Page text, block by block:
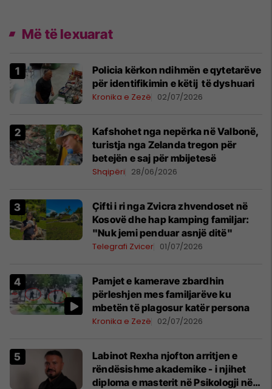
Më të lexuarat
Policia kërkon ndihmën e qytetarëve
për identifikimin e këtij të dyshuari
Kronika e Zezë 02/07/2026
Kafshohet nga nepërka në Valbonë,
turistja nga Zelanda tregon për
betejën e saj për mbijetesë
Shqipëri 28/06/2026
Çifti i ri nga Zvicra zhvendoset në
Kosovë dhe hap kamping familjar:
"Nuk jemi penduar asnjë ditë"
Telegrafi Zvicer 01/07/2026
Pamjet e kamerave zbardhin
përleshjen mes familjarëve ku
mbetën të plagosur katër persona
Kronika e Zezë 02/07/2026
Labinot Rexha njofton arritjen e
rëndësishme akademike - i njihet
diploma e masterit në Psikologji në